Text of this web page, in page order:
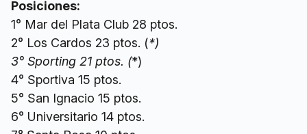
Posiciones:
1° Mar del Plata Club 28 ptos.
2° Los Cardos 23 ptos. (*)
3° Sporting 21 ptos. (*)
4° Sportiva 15 ptos.
5° San Ignacio 15 ptos.
6° Universitario 14 ptos.